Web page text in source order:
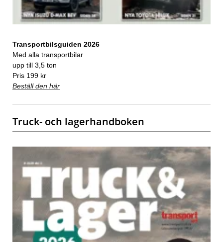
Transportbilsguiden 2026
Med alla transportbilar
upp till 3,5 ton
Pris 199 kr
Beställ den här
Truck- och lagerhandboken